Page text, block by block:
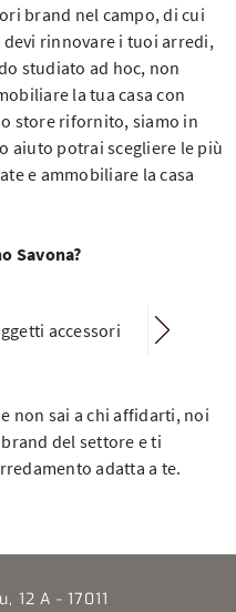
brand nel campo, di cui
rinnovare i tuoi arredi,
studiato ad hoc, non
la tua casa con
store rifornito, siamo in
aiuto potrai scegliere le più
e ammobiliare la casa
Savona?
accessori
non sai a chi affidarti, noi
del settore e ti
adatta a te.
12 A - 17011